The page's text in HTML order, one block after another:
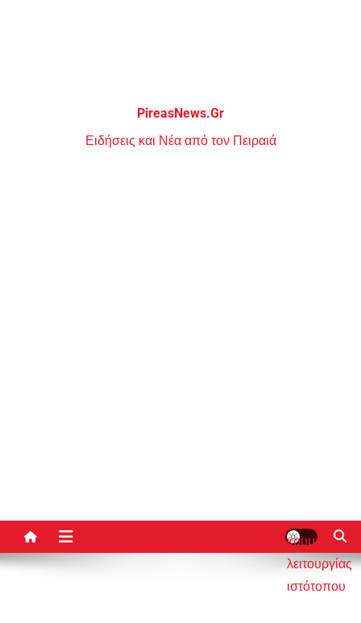
PireasNews.Gr
Ειδήσεις και Νέα από τον Πειραιά
κουμπί
λειτουργίας
ιστότοπου